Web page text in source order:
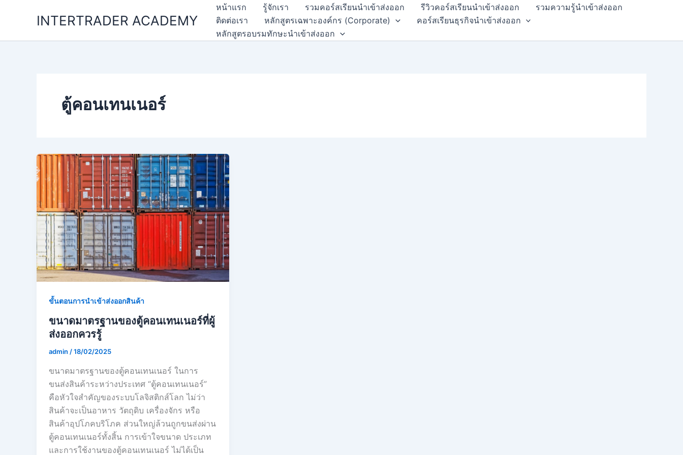
INTERTRADER ACADEMY
หน้าแรก รู้จักเรา รวมคอร์สเรียนนำเข้าส่งออก รีวิวคอร์สเรียนนำเข้าส่งออก
รวมความรู้นำเข้าส่งออก
ติดต่อเรา
หลักสูตรเฉพาะองค์กร (Corporate)
คอร์สเรียนธุรกิจนำเข้าส่งออก
หลักสูตรอบรมทักษะนำเข้าส่งออก
ตู้คอนเทนเนอร์
ขั้นตอนการนำเข้าส่งออกสินค้า
ขนาดมาตรฐานของตู้คอนเทนเนอร์ที่ผู้
ส่งออกควรรู้
admin /18/02/2025
ขนาดมาตรฐานของตู้คอนเทนเนอร์ ในการ
ขนส่งสินค้าระหว่างประเทศ “ตู้คอนเทนเนอร์”
คือหัวใจสำคัญของระบบโลจิสติกส์โลก ไม่ว่า
สินค้าจะเป็นอาหาร วัตถุดิบ เครื่องจักร หรือ
สินค้าอุปโภคบริโภค ส่วนใหญ่ล้วนถูกขนส่งผ่าน
ตู้คอนเทนเนอร์ทั้งสิ้น การเข้าใจขนาด ประเภท
และการใช้งานของตู้คอนเทนเนอร์ ไม่ได้เป็น